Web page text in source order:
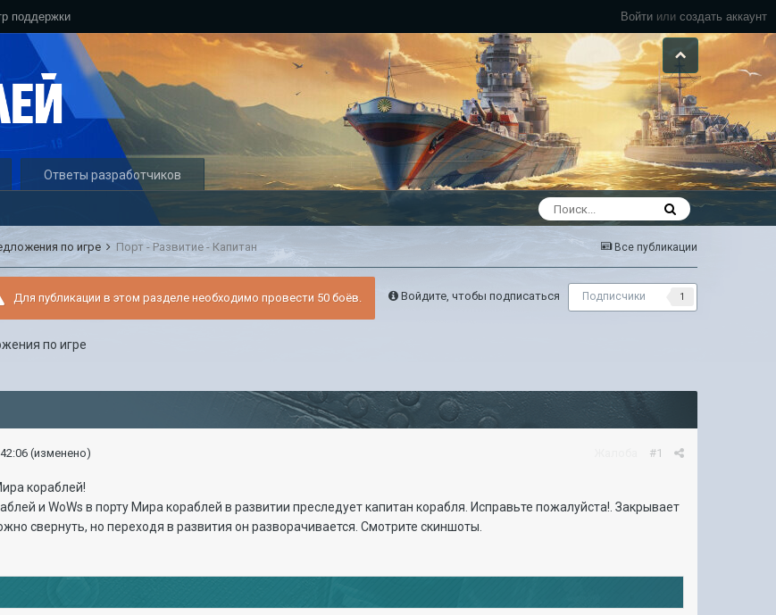
Войти или создать аккаунт
поддержки
Ответы разработчиков
Все публикации
по игре Порт - Развитие - Капитан
Войдите, чтобы подписаться Подписчики 1
Для публикации в этом разделе необходимо провести 50 боёв.
по игре
#1
(изменено)
кораблей!
и WoWs в порту Мира кораблей в развитии преследует капитан корабля. Исправьте пожалуйста!. Закрывает
свернуть, но переходя в развития он разворачивается. Смотрите скиншоты.